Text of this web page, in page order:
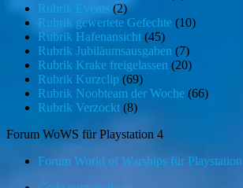
Rubrik Events (2)
Rubrik gewertete Gefechte (10)
Rubrik Hafenansicht (45)
Rubrik Jubiläumsausgaben (7)
Rubrik Krake freigelassen (20)
Rubrik Kurzclip (69)
Rubrik Noobteam der Woche (66)
Rubrik Verzockt (8)
Forum WoWS für Playstation 4
Forum World of Warships für